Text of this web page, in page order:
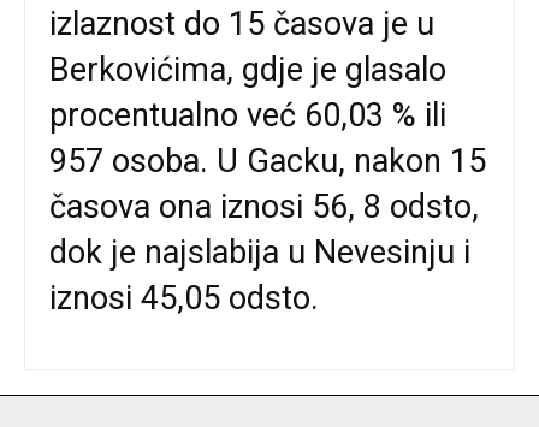
izlaznost do 15 časova je u
Berkovićima, gdje je glasalo
procentualno već 60,03 % ili
957 osoba. U Gacku, nakon 15
časova ona iznosi 56, 8 odsto,
dok je najslabija u Nevesinju i
iznosi 45,05 odsto.